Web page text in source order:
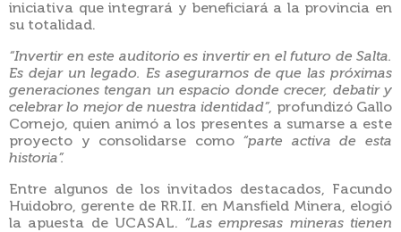
iniciativa que integrará y beneficiará a la provincia en
su totalidad.
“Invertir en este auditorio es invertir en el futuro de Salta.
Es dejar un legado. Es asegurarnos de que las próximas
generaciones tengan un espacio donde crecer, debatir y
celebrar lo mejor de nuestra identidad”, profundizó Gallo
Cornejo, quien animó a los presentes a sumarse a este
proyecto y consolidarse como “parte activa de esta
historia”.
Entre algunos de los invitados destacados, Facundo
Huidobro, gerente de RR.II. en Mansfield Minera, elogió
la apuesta de UCASAL. “Las empresas mineras tienen